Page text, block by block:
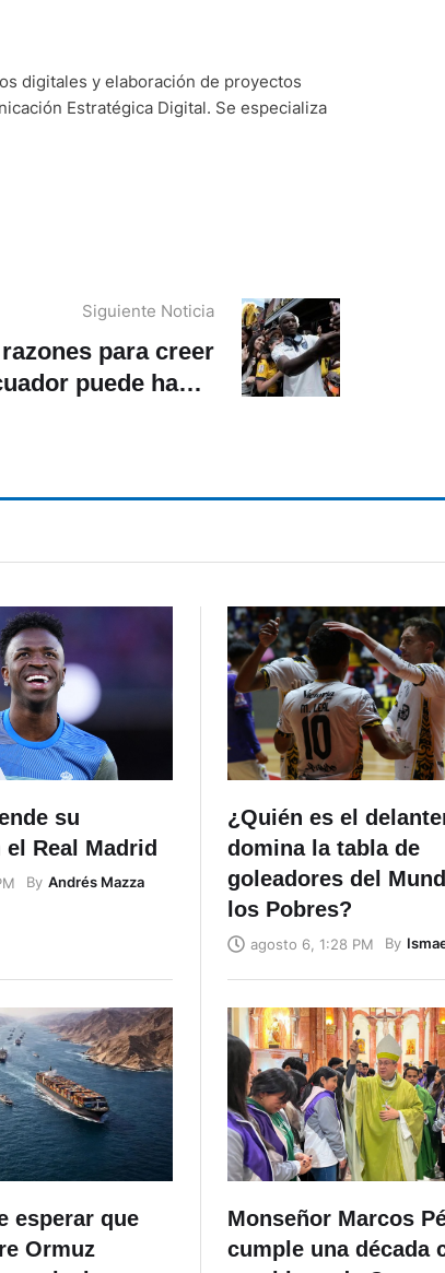
digitales y elaboración de proyectos
Estratégica Digital. Se especializa
Siguiente Noticia
para creer
puede hacer
su
Real Madrid
By Andrés Mazza
¿Quién es el
domina la tabla de
goleadores del
los Pobres?
agosto 6, 1:28 PM By
esperar que
Ormuz
Monseñor Marcos
cumple una década